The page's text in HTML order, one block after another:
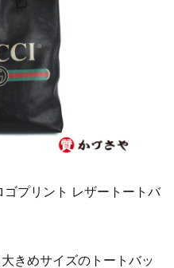
プリント レザートートバ
きめサイズのトートバッ